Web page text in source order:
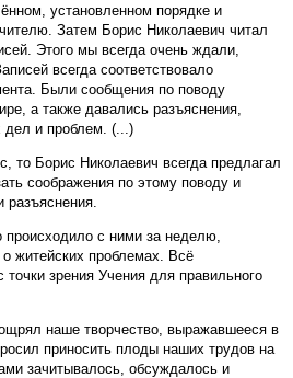
установленном порядке и
Затем Борис Николаевич читал
Этого мы всегда очень ждали,
всегда соответствовало
Были сообщения по поводу
а также давались разъяснения,
и проблем. (...)
то Борис Николаевич всегда предлагал
соображения по этому поводу и
разъяснения.
с ними за неделю,
житейских проблемах. Всё
точки зрения Учения для правильного
наше творчество, выражавшееся в
приносить плоды наших трудов на
зачитывалось, обсуждалось и